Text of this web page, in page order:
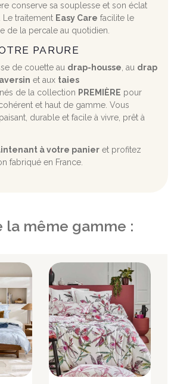
conserve sa souplesse et son éclat
Le traitement Easy Care facilite le
de la percale au quotidien.
PARURE
de couette au drap-housse, au drap
et aux taies
de la collection PREMIÈRE pour
et haut de gamme. Vous
durable et facile à vivre, prêt à
à votre panieret profitez
fabriqué en France.
la même gamme :